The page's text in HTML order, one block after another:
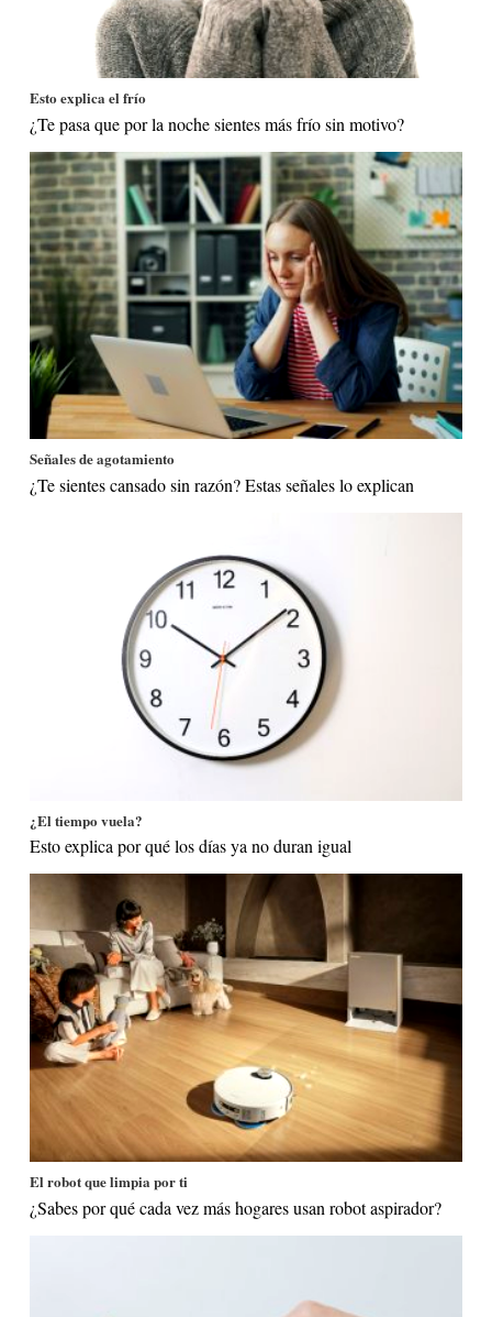
Esto explica el frío
¿Te pasa que por la noche sientes más frío sin motivo?
Señales de agotamiento
¿Te sientes cansado sin razón? Estas señales lo explican
¿El tiempo vuela?
Esto explica por qué los días ya no duran igual
El robot que limpia por ti
¿Sabes por qué cada vez más hogares usan robot aspirador?